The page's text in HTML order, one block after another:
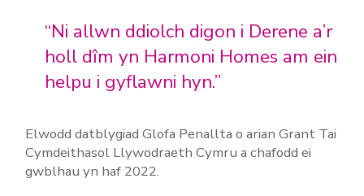
“Ni allwn ddiolch digon i Derene a’r
holl dîm yn Harmoni Homes am ein
helpu i gyflawni hyn.”
Elwodd datblygiad Glofa Penallta o arian Grant Tai
Cymdeithasol Llywodraeth Cymru a chafodd ei
gwblhau yn haf 2022.